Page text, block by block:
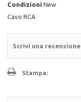
Condizioni New
Cavo RCA
Scrivi una recensione
Stampa: